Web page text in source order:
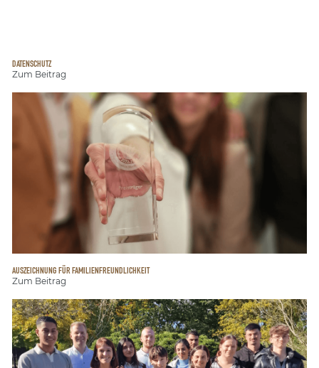
DATENSCHUTZ
Zum Beitrag
AUSZEICHNUNG FÜR FAMILIENFREUNDLICHKEIT
Zum Beitrag